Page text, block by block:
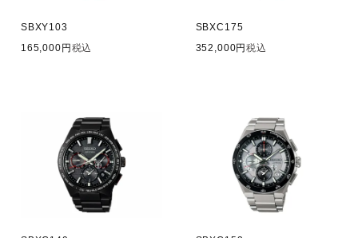
SBXY103
165,000
税込
SBXC175
352,000
税込